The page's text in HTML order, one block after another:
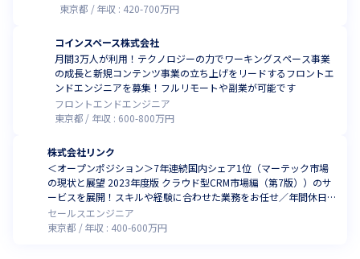
東京都
年収 : 420-700万円
コインスペース株式会社
月間3万人が利用！テクノロジーの力でワーキングスペース事業
の成長と新規コンテンツ事業の立ち上げをリードするフロントエ
ンドエンジニアを募集！フルリモートや副業が可能です
フロントエンドエンジニア
東京都
年収 : 600-800万円
株式会社リンク
＜オープンポジション＞7年連続国内シェア1位（マーテック市場
の現状と展望 2023年度版 クラウド型CRM市場編（第7版））のサ
ービスを展開！スキルや経験に合わせた業務をお任せ／年間休日1
30日・有給消化率80％（2024年6月時点）
セールスエンジニア
東京都
年収 : 400-600万円